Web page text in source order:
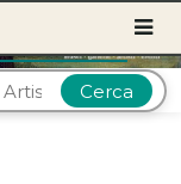
Cerca